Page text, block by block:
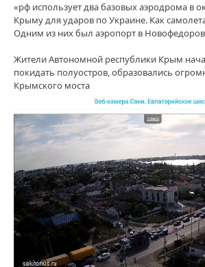
«рф использует два базовых аэродрома в
Крыму для ударов по Украине. Как
Одним из них был аэропорт в
Жители Автономной республики Крым
покидать полуостров, образовались
Крымского моста